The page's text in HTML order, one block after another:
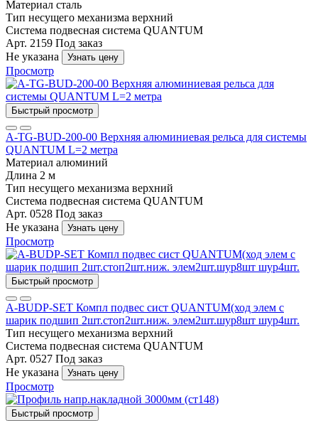
Материал сталь
Тип несущего механизма верхний
Система подвесная система QUANTUM
Арт. 2159 Под заказ
Не указана
Узнать цену
Просмотр
Быстрый просмотр
A-TG-BUD-200-00 Верхняя алюминиевая рельса для системы
QUANTUM L=2 метра
Материал алюминий
Длина 2 м
Тип несущего механизма верхний
Система подвесная система QUANTUM
Арт. 0528 Под заказ
Не указана
Узнать цену
Просмотр
Быстрый просмотр
A-BUDР-SET Компл подвес сист QUANTUM(ход элем с
шарик подшип 2шт.стоп2шт.ниж. элем2шт.шур8шт шур4шт.
Тип несущего механизма верхний
Система подвесная система QUANTUM
Арт. 0527 Под заказ
Не указана
Узнать цену
Просмотр
Быстрый просмотр